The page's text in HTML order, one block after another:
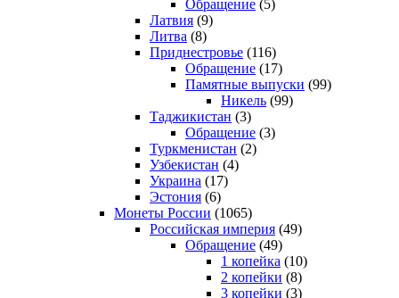
Обращение (5)
Латвия (9)
Литва (8)
Приднестровье (116)
Обращение (17)
Памятные выпуски (99)
Никель (99)
Таджикистан (3)
Обращение (3)
Туркменистан (2)
Узбекистан (4)
Украина (17)
Эстония (6)
Монеты России (1065)
Российская империя (49)
Обращение (49)
1 копейка (10)
2 копейки (8)
3 копейки (3)